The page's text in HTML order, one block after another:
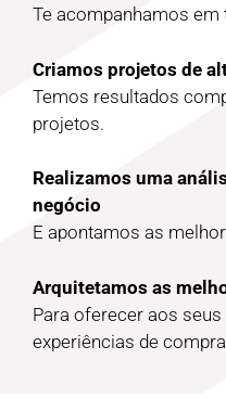
Te acompanhamos em
Criamos projetos de
Temos resultados
projetos.
Realizamos uma
negócio
E apontamos as
Arquitetamos as
Para oferecer aos
experiências de